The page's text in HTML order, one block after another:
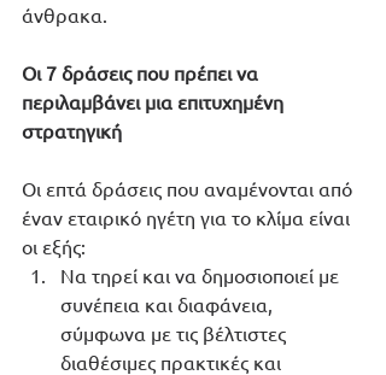
άνθρακα.
Οι 7 δράσεις που πρέπει να
περιλαμβάνει μια επιτυχημένη
στρατηγική
Οι επτά δράσεις που αναμένονται από
έναν εταιρικό ηγέτη για το κλίμα είναι
οι εξής:
Να τηρεί και να δημοσιοποιεί με
συνέπεια και διαφάνεια,
σύμφωνα με τις βέλτιστες
διαθέσιμες πρακτικές και